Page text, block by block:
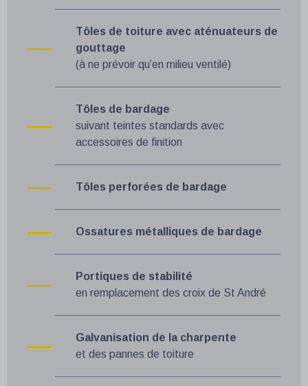
Tôles de toiture avec aténuateurs de
gouttage
(à ne prévoir qu’en milieu ventilé)
Tôles de bardage
suivant teintes standards avec
accessoires de finition
Tôles perforées de bardage
Ossatures métalliques de bardage
Portiques de stabilité
en remplacement des croix de St André
Galvanisation de la charpente
et des pannes de toiture